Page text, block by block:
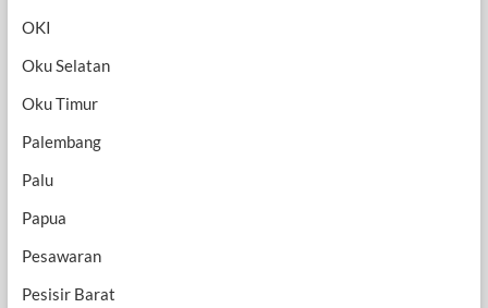
OKI
Oku Selatan
Oku Timur
Palembang
Palu
Papua
Pesawaran
Pesisir Barat